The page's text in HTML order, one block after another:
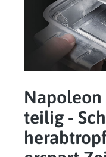
teilig -